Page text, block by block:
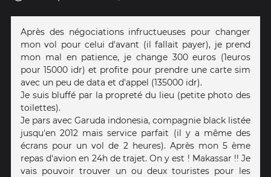
Après des négociations infructueuses pour changer
mon vol pour celui d'avant (il fallait payer), je prend
mon mal en patience, je change 300 euros (1euros
pour 15000 idr) et profite pour prendre une carte sim
avec un peu de data et d'appel (135000 idr).
Je suis bluffé par la propreté du lieu (petite photo des
toilettes).
Je pars avec Garuda indonesia, compagnie black listée
jusqu'en 2012 mais service parfait (il y a même des
écrans pour un vol de 2 heures). Après mon 5 ème
repas d'avion en 24h de trajet. On y est ! Makassar !! Je
vais pouvoir trouver un ou deux touristes pour les